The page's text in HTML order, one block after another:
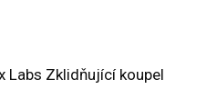
Labs Zklidňující koupel